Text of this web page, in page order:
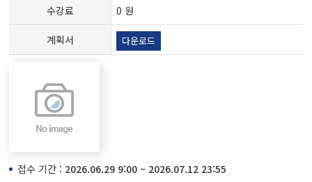
수강료
0 원
계획서 다운로드
접수 기간 : 2026.06.29 9:00 ~ 2026.07.12 23:55